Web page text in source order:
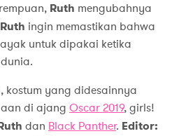
Ruth mengubahnya
Ruth ingin memastikan bahwa
untuk dipakai ketika
kostum yang didesainnya
di ajang Oscar2019, girls!
dan Black Panther. Editor: